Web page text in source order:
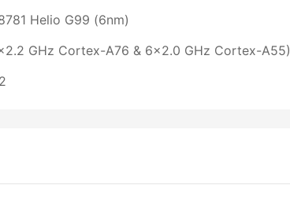
Helio G99 (6nm)
GHz Cortex-A76 & 6x2.0 GHz Cortex-A55)